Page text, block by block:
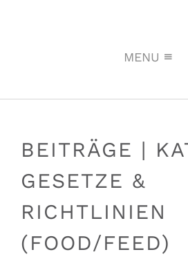
MENU
BEITRÄGE |
GESETZE &
RICHTLINIEN
(FOOD/FEED)